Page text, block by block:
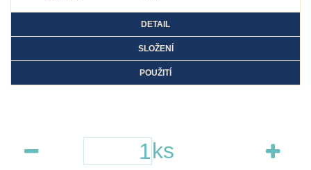
DETAIL
SLOŽENÍ
POUŽITÍ
ks